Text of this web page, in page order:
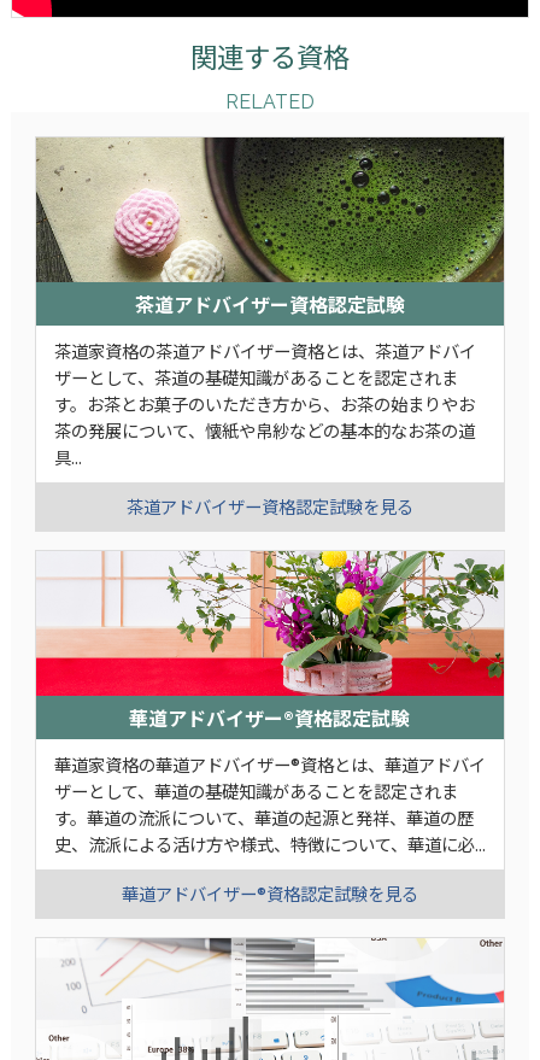
関連する資格
RELATED
茶道アドバイザー資格認定試験
茶道家資格の茶道アドバイザー資格とは、茶道アドバイ
ザーとして、茶道の基礎知識があることを認定されま
す。お茶とお菓子のいただき方から、お茶の始まりやお
茶の発展について、懐紙や帛紗などの基本的なお茶の道
具...
茶道アドバイザー資格認定試験を見る
華道アドバイザー®資格認定試験
華道家資格の華道アドバイザー®資格とは、華道アドバイ
ザーとして、華道の基礎知識があることを認定されま
す。華道の流派について、華道の起源と発祥、華道の歴
史、流派による活け方や様式、特徴について、華道に必...
華道アドバイザー®資格認定試験を見る